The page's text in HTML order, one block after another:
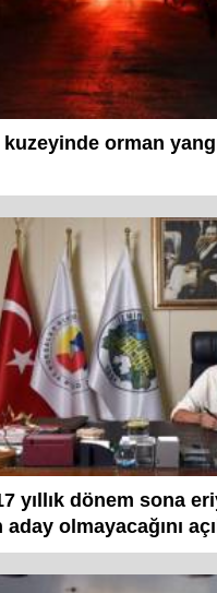
orman
yıllık dönem sona
olmayacağını